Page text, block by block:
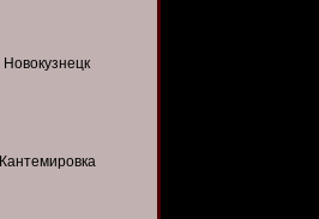
Новокузнецк
Кантемировка